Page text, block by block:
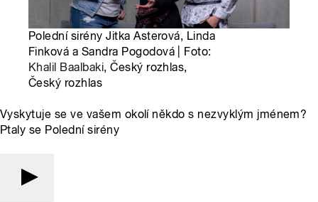
Polední sirény Jitka Asterová, Linda
Finková a Sandra Pogodová | Foto:
Khalil Baalbaki, Český rozhlas,
Český rozhlas
Vyskytuje se ve vašem okolí někdo s nezvyklým jménem?
Ptaly se Polední sirény